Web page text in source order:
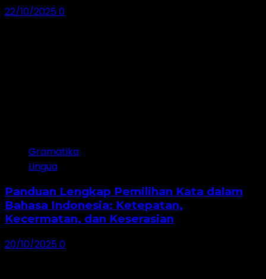
22/10/20250
Gramatika
Lingua
Panduan Lengkap Pemilihan Kata dalam
Bahasa Indonesia: Ketepatan,
Kecermatan, dan Keserasian
20/10/20250